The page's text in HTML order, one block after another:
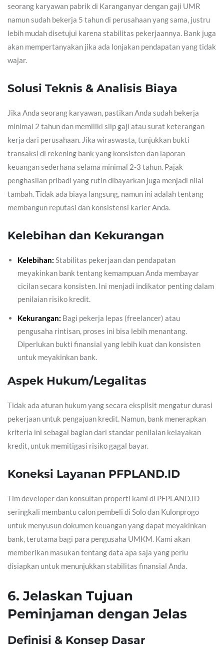
seorang karyawan pabrik di Karanganyar dengan gaji UMR
namun sudah bekerja 5 tahun di perusahaan yang sama, justru
lebih mudah disetujui karena stabilitas pekerjaannya. Bank juga
akan mempertanyakan jika ada lonjakan pendapatan yang tidak
wajar.
Solusi Teknis & Analisis Biaya
Jika Anda seorang karyawan, pastikan Anda sudah bekerja
minimal 2 tahun dan memiliki slip gaji atau surat keterangan
kerja dari perusahaan. Jika wiraswasta, tunjukkan bukti
transaksi di rekening bank yang konsisten dan laporan
keuangan sederhana selama minimal 2-3 tahun. Pajak
penghasilan pribadi yang rutin dibayarkan juga menjadi nilai
tambah. Tidak ada biaya langsung, namun ini adalah tentang
membangun reputasi dan konsistensi karier Anda.
Kelebihan dan Kekurangan
Kelebihan: Stabilitas pekerjaan dan pendapatan
meyakinkan bank tentang kemampuan Anda membayar
cicilan secara konsisten. Ini menjadi indikator penting dalam
penilaian risiko kredit.
Kekurangan: Bagi pekerja lepas (freelancer) atau
pengusaha rintisan, proses ini bisa lebih menantang.
Diperlukan bukti finansial yang lebih kuat dan konsisten
untuk meyakinkan bank.
Aspek Hukum/Legalitas
Tidak ada aturan hukum yang secara eksplisit mengatur durasi
pekerjaan untuk pengajuan kredit. Namun, bank menerapkan
kriteria ini sebagai bagian dari standar penilaian kelayakan
kredit, untuk memitigasi risiko gagal bayar.
Koneksi Layanan PFPLAND.ID
Tim developer dan konsultan properti kami di PFPLAND.ID
seringkali membantu calon pembeli di Solo dan Kulonprogo
untuk menyusun dokumen keuangan yang dapat meyakinkan
bank, terutama bagi para pengusaha UMKM. Kami akan
memberikan masukan tentang data apa saja yang perlu
disiapkan untuk menunjukkan stabilitas finansial Anda.
6. Jelaskan Tujuan
Peminjaman dengan Jelas
Definisi & Konsep Dasar